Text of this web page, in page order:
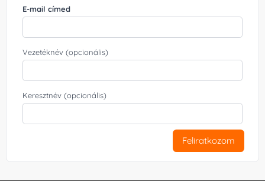
E-mail címed
Vezetéknév (opcionális)
Keresztnév (opcionális)
Feliratkozom